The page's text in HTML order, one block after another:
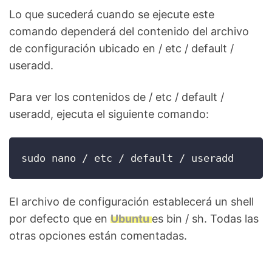
Lo que sucederá cuando se ejecute este
comando dependerá del contenido del archivo
de configuración ubicado en / etc / default /
useradd.
Para ver los contenidos de / etc / default /
useradd, ejecuta el siguiente comando:
sudo nano / etc / default / useradd
El archivo de configuración establecerá un shell
por defecto que en Ubuntues bin / sh. Todas las
otras opciones están comentadas.